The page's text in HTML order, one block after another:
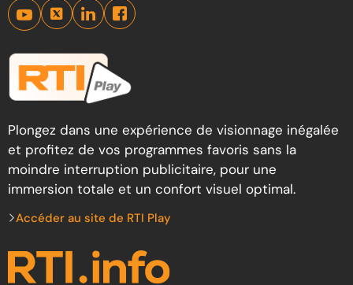
Plongez dans une expérience de visionnage inégalée
et profitez de vos programmes favoris sans la
moindre interruption publicitaire, pour une
immersion totale et un confort visuel optimal.
Accéder au site de RTI Play